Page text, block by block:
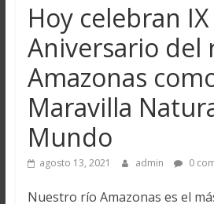
Hoy celebran IX
Aniversario del
Amazonas
Maravilla
Mundo
agosto 13, 2021 admin 0
Nuestro río Amazonas es el